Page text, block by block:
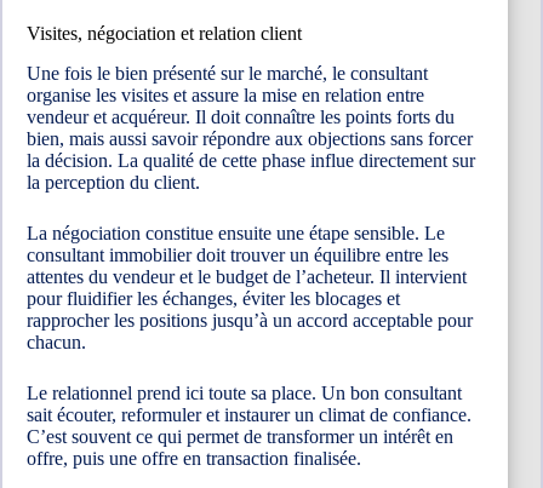
Visites, négociation et relation client
Une fois le bien présenté sur le marché, le consultant
organise les visites et assure la mise en relation entre
vendeur et acquéreur. Il doit connaître les points forts du
bien, mais aussi savoir répondre aux objections sans forcer
la décision. La qualité de cette phase influe directement sur
la perception du client.
La négociation constitue ensuite une étape sensible. Le
consultant immobilier doit trouver un équilibre entre les
attentes du vendeur et le budget de l’acheteur. Il intervient
pour fluidifier les échanges, éviter les blocages et
rapprocher les positions jusqu’à un accord acceptable pour
chacun.
Le relationnel prend ici toute sa place. Un bon consultant
sait écouter, reformuler et instaurer un climat de confiance.
C’est souvent ce qui permet de transformer un intérêt en
offre, puis une offre en transaction finalisée.